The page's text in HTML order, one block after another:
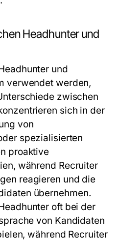
Headhunter und
und
verwendet werden,
zwischen
sich in der
von
spezialisierten
proaktive
während Recruiter
reagieren und die
übernehmen.
oft bei der
von Kandidaten
während Recruiter